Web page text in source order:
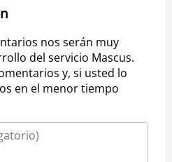
nos serán muy
del servicio Mascus.
y, si usted lo
en el menor tiempo